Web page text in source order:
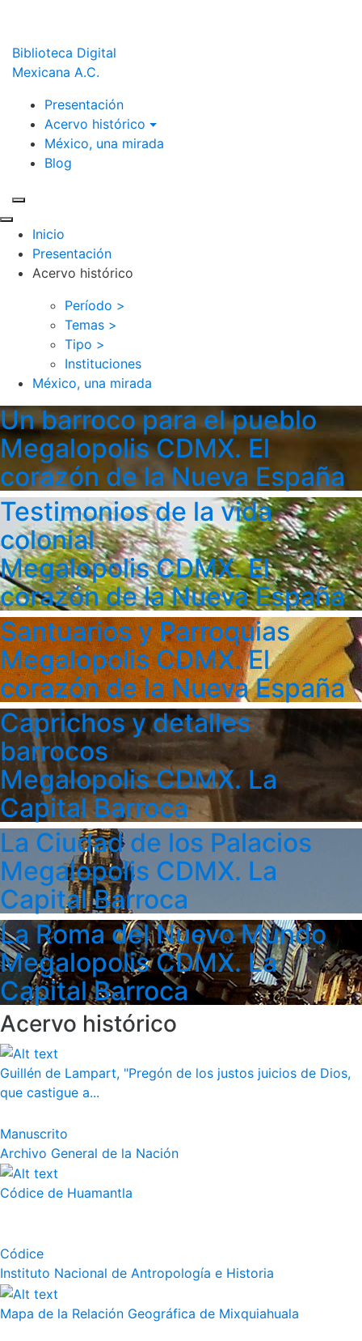
Biblioteca Digital
Mexicana A.C.
Presentación
Acervo histórico
México, una mirada
Blog
Inicio
Presentación
Acervo histórico
Período >
Temas >
Tipo >
Instituciones
México, una mirada
Un barroco para el pueblo
Megalopolis CDMX. El
corazón de la Nueva España
Testimonios de la vida
colonial
Megalopolis CDMX. El
corazón de la Nueva España
Santuarios y Parroquias
Megalopolis CDMX. El
corazón de la Nueva España
Caprichos y detalles
barrocos
Megalopolis CDMX. La
Capital Barroca
La Ciudad de los Palacios
Megalopolis CDMX. La
Capital Barroca
La Roma del Nuevo Mundo
Megalopolis CDMX. La
Capital Barroca
Acervo histórico
Guillén de Lampart, "Pregón de los justos juicios de Dios,
que castigue a...
Manuscrito
Archivo General de la Nación
Códice de Huamantla
Códice
Instituto Nacional de Antropología e Historia
Mapa de la Relación Geográfica de Mixquiahuala